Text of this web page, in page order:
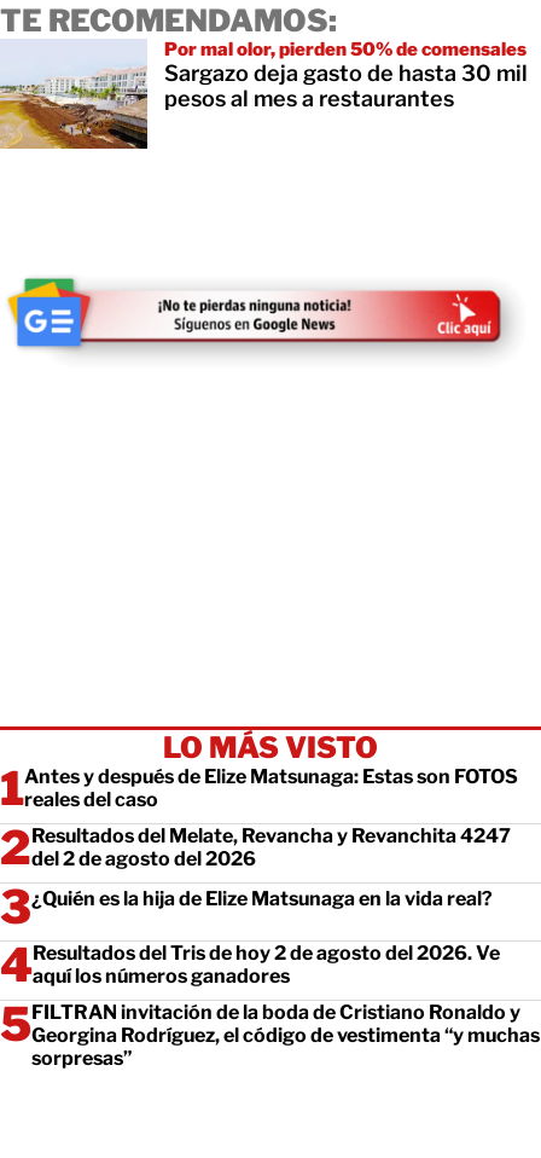
TE RECOMENDAMOS:
Por mal olor, pierden 50% de comensales
Sargazo deja gasto de hasta 30 mil
pesos al mes a restaurantes
LO MÁS VISTO
Antes y después de Elize Matsunaga: Estas son FOTOS
reales del caso
Resultados del Melate, Revancha y Revanchita 4247
del 2 de agosto del 2026
¿Quién es la hija de Elize Matsunaga en la vida real?
Resultados del Tris de hoy 2 de agosto del 2026. Ve
aquí los números ganadores
FILTRAN invitación de la boda de Cristiano Ronaldo y
Georgina Rodríguez, el código de vestimenta “y muchas
sorpresas”